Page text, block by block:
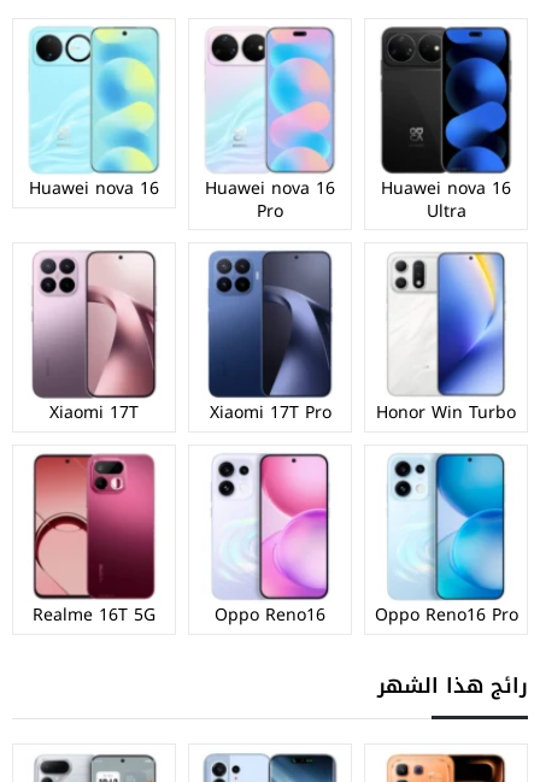
Huawei nova 16
Ultra
Huawei nova 16
Pro
Huawei nova 16
Honor Win Turbo
Xiaomi 17T Pro
Xiaomi 17T
Oppo Reno16 Pro
Oppo Reno16
Realme 16T 5G
رائج هذا الشهر